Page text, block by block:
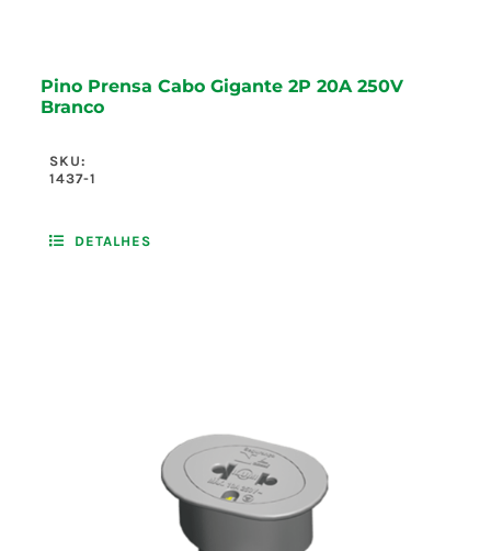
Pino Prensa Cabo Gigante 2P 20A 250V
Branco
SKU:
1437-1
DETALHES